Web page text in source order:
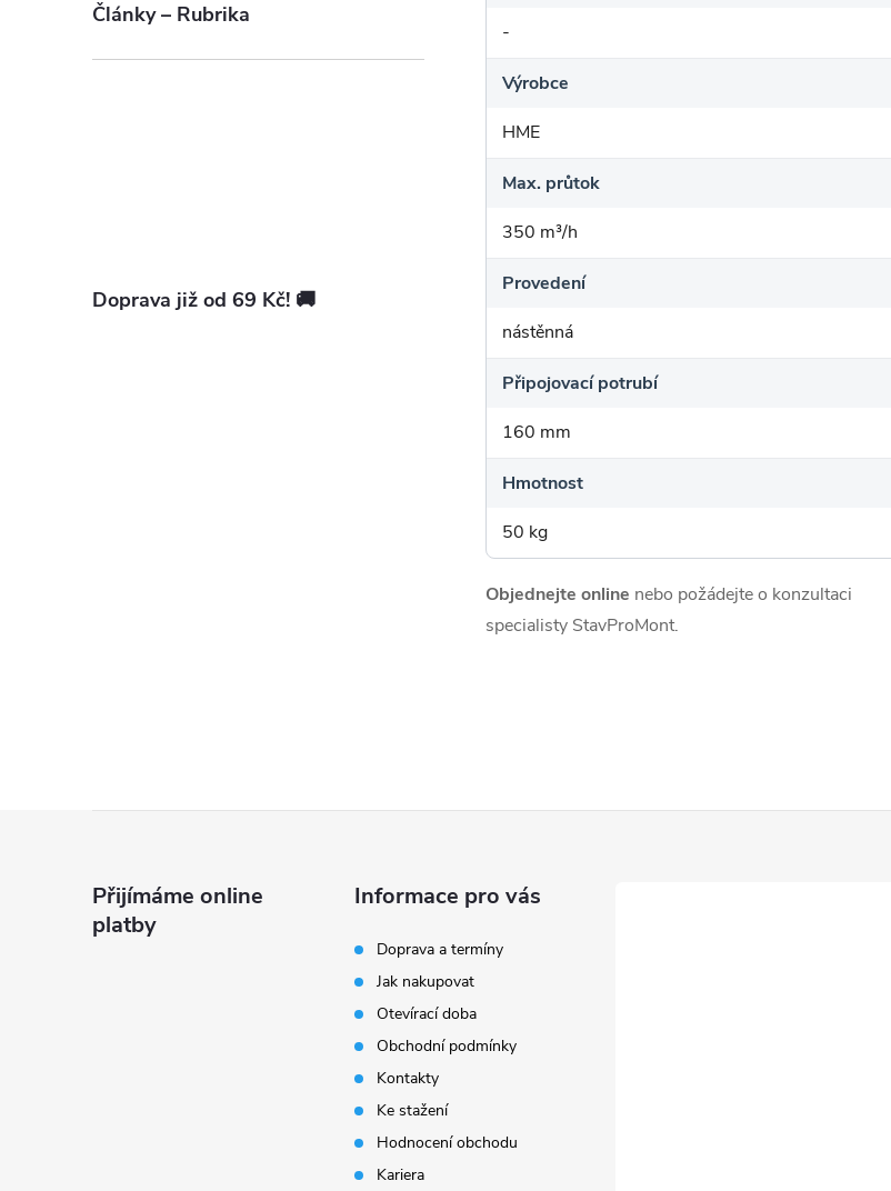
Články – Rubrika
Doprava již od 69 Kč! 🚚
-
Výrobce
HME
Max. průtok
350 m³/h
Provedení
nástěnná
Připojovací potrubí
160 mm
Hmotnost
50 kg
Objednejte online nebo požádejte o konzultaci
specialisty StavProMont.
Přijímáme online
platby
Informace pro vás
Doprava a termíny
Jak nakupovat
Otevírací doba
Obchodní podmínky
Kontakty
Ke stažení
Hodnocení obchodu
Kariera